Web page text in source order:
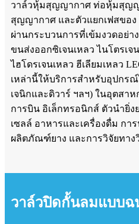
วาล์วหุ้มสุญญากาศ ท่อหุ้มสุญญ
สุญญากาศ และตัวแยกเฟสของ
ผ่านกระบวนการที่เข้มงวดอย่
ขนส่งออกซิเจนเหลว ไนโตรเจ
ไฮโดรเจนเหลว ฮีเลียมเหลว
เหล่านี้ให้บริการสำหรับอุปกรณ์
เจนิกและดิวาร์ ฯลฯ) ในอุตสา
การบิน อิเล็กทรอนิกส์ ตัวนำยิ่
เซลล์ อาหารและเครื่องดื่ม กา
ผลิตภัณฑ์ยาง และการวิจัยทาง
วาล์วปิดกั้นลมแบบ